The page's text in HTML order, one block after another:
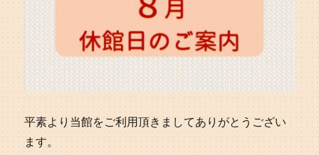
平素より当館をご利用頂きましてありがとうござい
ます。